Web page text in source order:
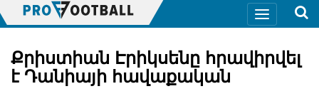
Քրիստիան Էրիկսենը հրավիրվել
է Դանիայի հավաքական